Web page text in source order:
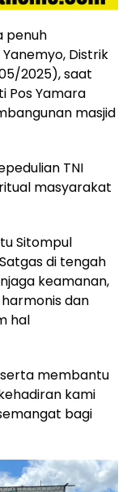
penuh
Distrik
2025), saat
Pos Yamara
masjid
TNI
masyarakat
Sitompul
di tengah
keamanan,
dan
hal
membantu
kami
bagi